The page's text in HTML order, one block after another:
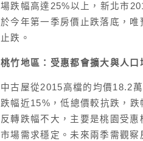
場跌幅高達25%以上，新北市
於今年第一季房價止跌落底，
止跌。
桃竹地區：受惠都會擴大與人口
中古屋從2015高檔的均價18.2
跌幅近15%，低總價較抗跌，
反轉跌幅不大，主要是桃園受
市場需求穩定。未來兩季需觀